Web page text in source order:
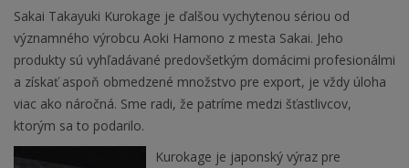
Sakai Takayuki Kurokage je ďalšou vychytenou sériou od
významného výrobcu Aoki Hamono z mesta Sakai. Jeho
produkty sú vyhľadávané predovšetkým domácimi profesionálmi
a získať aspoň obmedzené množstvo pre export, je vždy úloha
viac ako náročná. Sme radi, že patríme medzi šťastlivcov,
ktorým sa to podarilo.
Kurokage je japonský výraz pre